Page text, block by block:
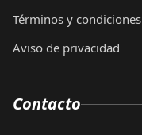
Términos y condiciones
Aviso de privacidad
Contacto